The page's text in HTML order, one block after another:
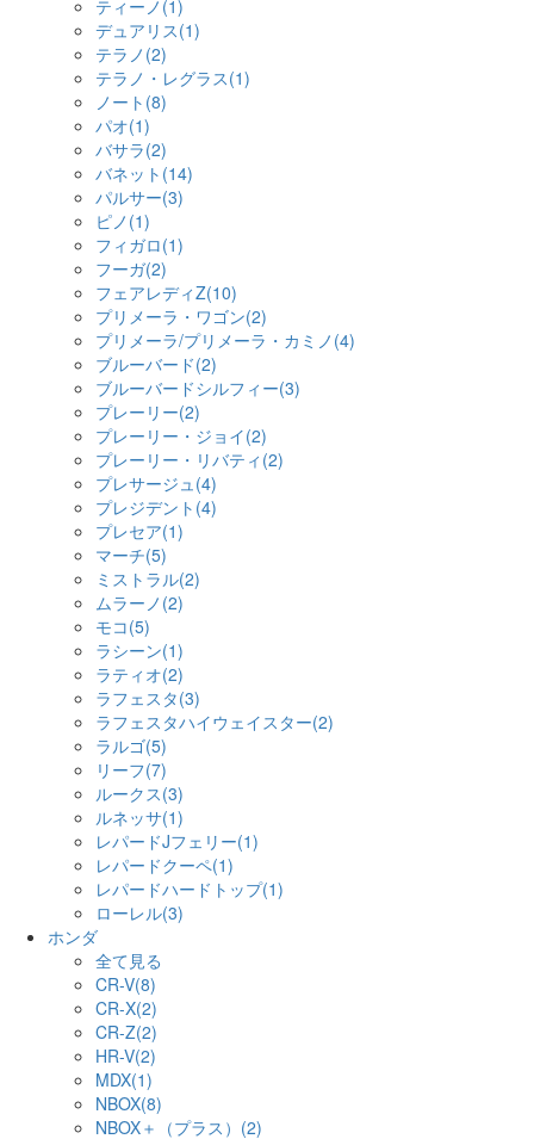
ティーノ(1)
デュアリス(1)
テラノ(2)
テラノ・レグラス(1)
ノート(8)
パオ(1)
バサラ(2)
バネット(14)
パルサー(3)
ピノ(1)
フィガロ(1)
フーガ(2)
フェアレディZ(10)
プリメーラ・ワゴン(2)
プリメーラ/プリメーラ・カミノ(4)
ブルーバード(2)
ブルーバードシルフィー(3)
プレーリー(2)
プレーリー・ジョイ(2)
プレーリー・リバティ(2)
プレサージュ(4)
プレジデント(4)
プレセア(1)
マーチ(5)
ミストラル(2)
ムラーノ(2)
モコ(5)
ラシーン(1)
ラティオ(2)
ラフェスタ(3)
ラフェスタハイウェイスター(2)
ラルゴ(5)
リーフ(7)
ルークス(3)
ルネッサ(1)
レパードJフェリー(1)
レパードクーペ(1)
レパードハードトップ(1)
ローレル(3)
ホンダ
全て見る
CR-V(8)
CR-X(2)
CR-Z(2)
HR-V(2)
MDX(1)
NBOX(8)
NBOX＋（プラス）(2)